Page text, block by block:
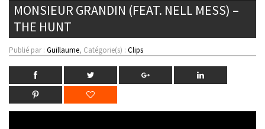
MONSIEUR GRANDIN (FEAT. NELL MESS) –
THE HUNT
Publié par : Guillaume, Catégorie(s) : Clips